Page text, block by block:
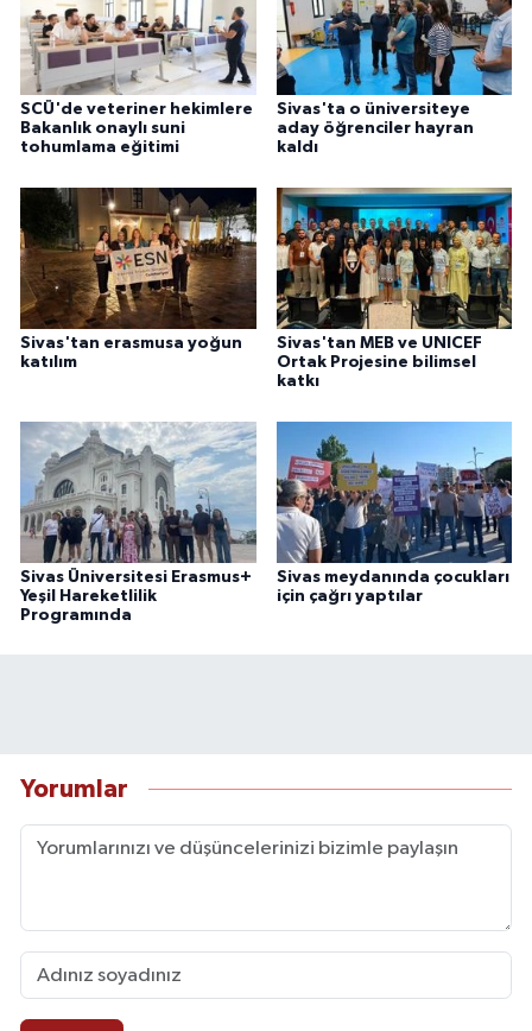
SCÜ'de veteriner hekimlere
Bakanlık onaylı suni
tohumlama eğitimi
Sivas'ta o üniversiteye
aday öğrenciler hayran
kaldı
Sivas'tan erasmusa yoğun
katılım
Sivas'tan MEB ve UNICEF
Ortak Projesine bilimsel
katkı
Sivas Üniversitesi Erasmus+
Yeşil Hareketlilik
Programında
Sivas meydanında çocukları
için çağrı yaptılar
Yorumlar